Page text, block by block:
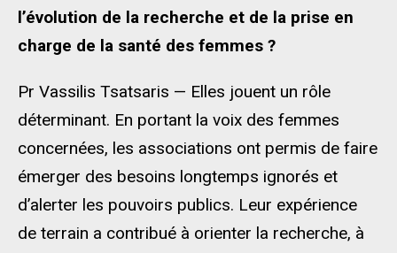
l’évolution de la recherche et de la prise en
charge de la santé des femmes ?
Pr Vassilis Tsatsaris — Elles jouent un rôle
déterminant. En portant la voix des femmes
concernées, les associations ont permis de faire
émerger des besoins longtemps ignorés et
d’alerter les pouvoirs publics. Leur expérience
de terrain a contribué à orienter la recherche, à